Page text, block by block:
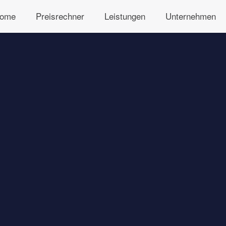
Preisrechner Leistungen Unternehmen